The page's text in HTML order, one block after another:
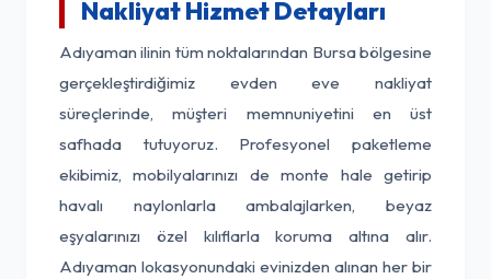
Nakliyat Hizmet Detayları
Adıyaman ilinin tüm noktalarından Bursa bölgesine
gerçekleştirdiğimiz evden eve nakliyat
süreçlerinde, müşteri memnuniyetini en üst
safhada tutuyoruz. Profesyonel paketleme
ekibimiz, mobilyalarınızı de monte hale getirip
havalı naylonlarla ambalajlarken, beyaz
eşyalarınızı özel kılıflarla koruma altına alır.
Adıyaman lokasyonundaki evinizden alınan her bir